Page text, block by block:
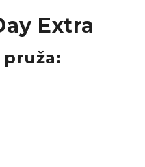
Extra
pruža: